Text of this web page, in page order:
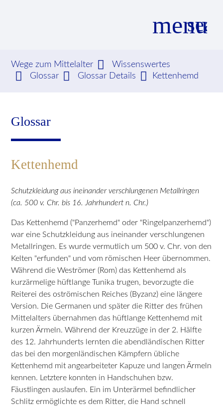
menu
Suchbegriffe SUCHEN
Wege zum Mittelalter
Wissenswertes
Glossar
Glossar Details Kettenhemd
Glossar
Kettenhemd
Schutzkleidung aus ineinander verschlungenen Metallringen
(ca. 500 v. Chr. bis 16. Jahrhundert n. Chr.)
Das Kettenhemd ("Panzerhemd" oder "Ringelpanzerhemd")
war eine Schutzkleidung aus ineinander verschlungenen
Metallringen. Es wurde vermutlich um 500 v. Chr. von den
Kelten "erfunden" und vom römischen Heer übernommen.
Während die Weströmer (Rom) das Kettenhemd als
kurzärmelige hüftlange Tunika trugen, bevorzugte die
Reiterei des oströmischen Reiches (Byzanz) eine längere
Version. Die Germanen und später die Ritter des frühen
Mittelalters übernahmen das hüftlange Kettenhemd mit
kurzen Ärmeln. Während der Kreuzzüge in der 2. Hälfte
des 12. Jahrhunderts lernten die abendländischen Ritter
das bei den morgenländischen Kämpfern übliche
Kettenhemd mit angearbeiteter Kapuze und langen Ärmeln
kennen. Letztere konnten in Handschuhen bzw.
Fäustlingen auslaufen. Ein im Unterärmel befindlicher
Schlitz ermöglichte es dem Ritter, die Hand schnell